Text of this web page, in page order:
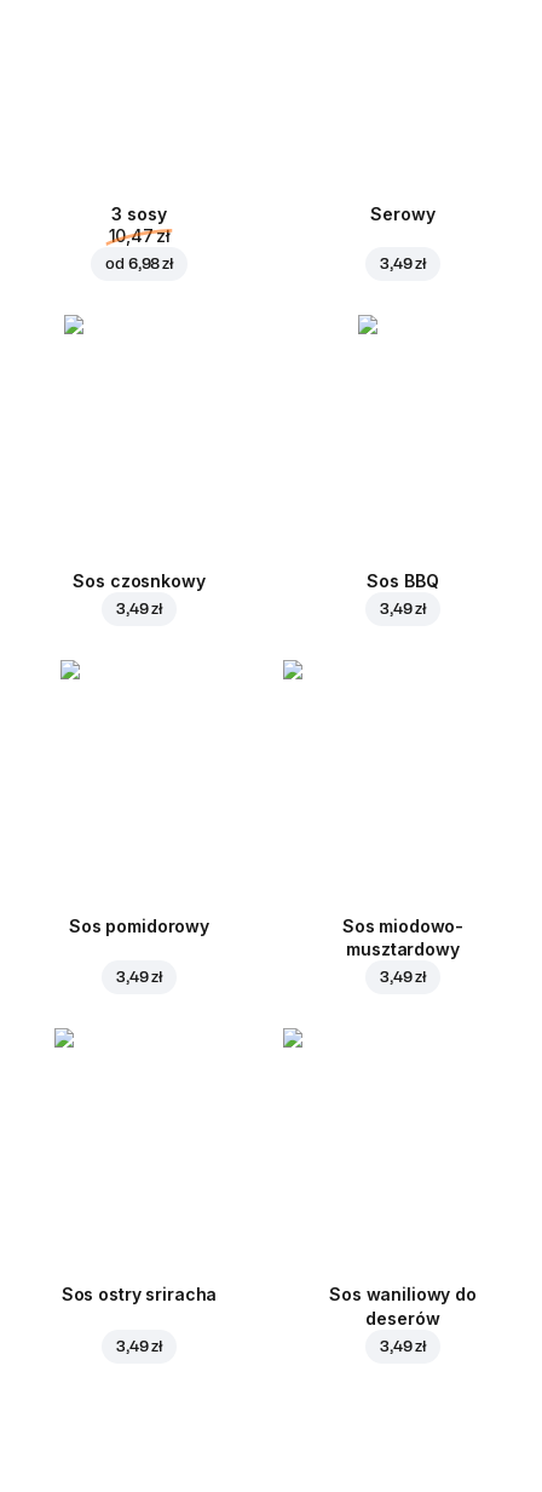
3 sosy
10,47 zł
od 6,98 zł
Serowy
3,49 zł
Sos czosnkowy
3,49 zł
Sos BBQ
3,49 zł
Sos pomidorowy
3,49 zł
Sos miodowo-
musztardowy
3,49 zł
Sos ostry sriracha
3,49 zł
Sos waniliowy do
deserów
3,49 zł